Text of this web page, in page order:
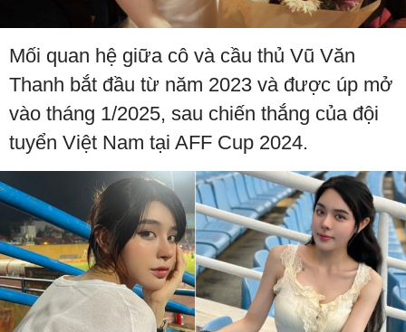
Mối quan hệ giữa cô và cầu thủ Vũ Văn
Thanh bắt đầu từ năm 2023 và được úp mở
vào tháng 1/2025, sau chiến thắng của đội
tuyển Việt Nam tại AFF Cup 2024.